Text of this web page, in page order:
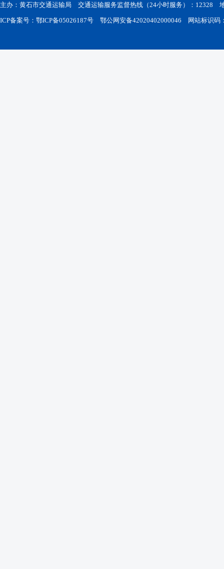
主办：黄石市交通运输局 交通运输服务监督热线（24小时服务）：12328
ICP备案号：鄂ICP备05026187号 鄂公网安备42020402000046 网站标识码